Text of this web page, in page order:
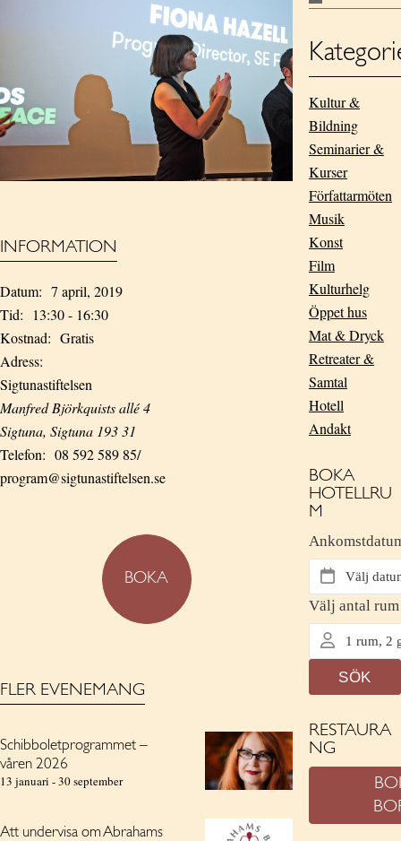
INFORMATION
Datum: 7 april, 2019
Tid:
13:30 - 16:30
Kostnad: Gratis
Adress:
Sigtunastiftelsen
Manfred Björkquists allé 4
Sigtuna, Sigtuna 193 31
Telefon: 08 592 589 85/
program@sigtunastiftelsen.se
BOKA
FLER EVENEMANG
Schibboletprogrammet –
våren 2026
13 januari -30 september
Att undervisa om Abrahams
Kultur &
Bildning
Seminarier &
Kurser
Författarmöten
Musik
Konst
Film
Kulturhelg
Öppet hus
Mat & Dryck
Retreater &
Samtal
Hotell
Andakt
BOKA
HOTELLRU
M
RESTAURA
NG